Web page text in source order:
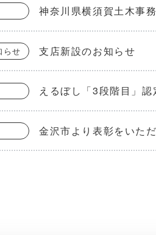
神奈川県横須賀土木事
らせ 支店新設のお知らせ
えるぼし「3段階目」
金沢市より表彰をいた